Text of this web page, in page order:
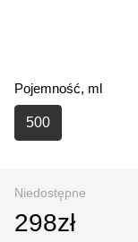
Pojemność, ml
500
Niedostępne
298zł